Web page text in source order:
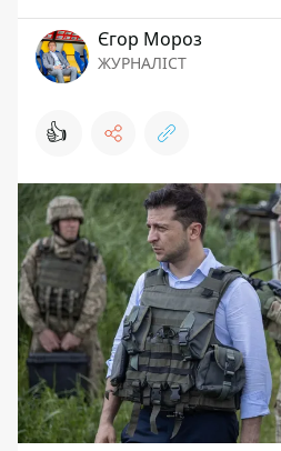
Єгор Мороз
ЖУРНАЛІСТ
👍